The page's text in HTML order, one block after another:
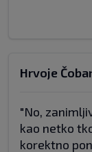
Hrvoje
"No,
kao netko
korektno